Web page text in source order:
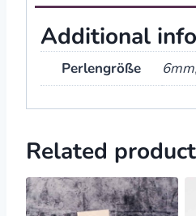
Additional
Perlengröße
Related